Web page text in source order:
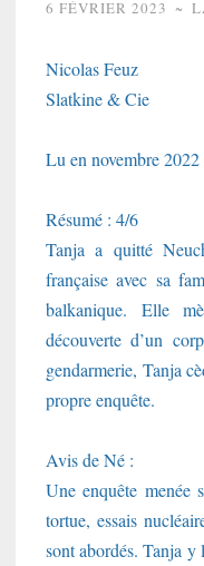
6 FÉVRIER 2023 ~
Nicolas Feuz
Slatkine & Cie
Lu en novembre 2022
Résumé : 4/6
Tanja a quitté
française avec sa
balkanique. Elle
découverte d’un
gendarmerie, Tanja
propre enquête.
Avis de Né :
Une enquête menée
tortue, essais
sont abordés. Tanja y